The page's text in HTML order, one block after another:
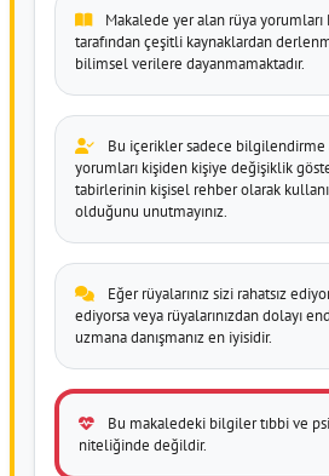
Makalede yer alan rüya
tarafından çeşitli kaynaklardan
bilimsel verilere dayanmamaktadır.
Bu içerikler sadece bilgilendirme
yorumları kişiden kişiye değişiklik
tabirlerinin kişisel rehber olarak
olduğunu unutmayınız.
Eğer rüyalarınız sizi rahatsız
ediyorsa veya rüyalarınızdan dolayı
uzmana danışmanız en iyisidir.
Bu makaledeki bilgiler tıbbi ve
niteliğinde değildir.